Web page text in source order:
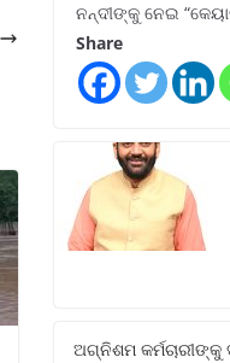
ନନ୍ଦୀଙ୍କୁ ନେଇ
Share
ଅଗ୍ନିଶମ କର୍ମଚାରୀଙ୍କୁ